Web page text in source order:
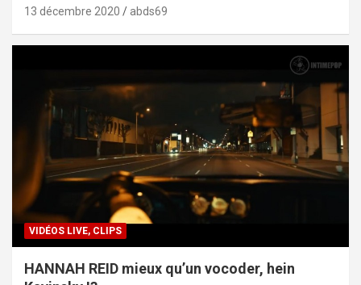
13 décembre 2020 abds69
VIDÉOS LIVE, CLIPS
HANNAH REID mieux qu’un vocoder, hein